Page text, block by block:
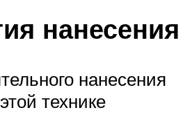
нанесения
нанесения
технике